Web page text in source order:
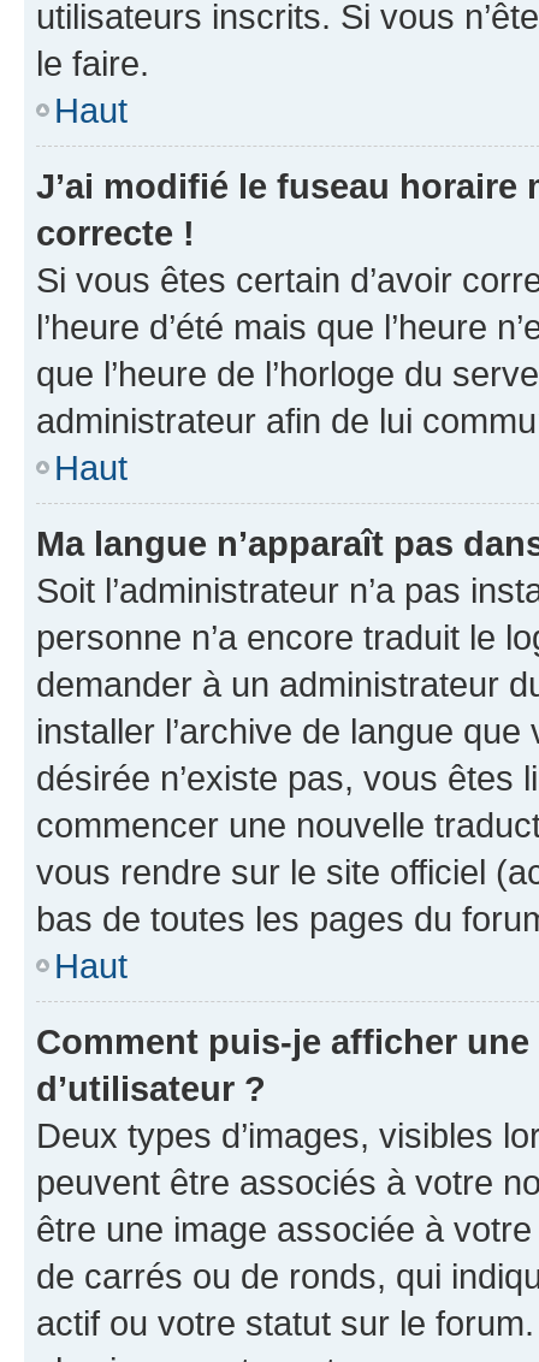
utilisateurs inscrits. Si vous
le faire.
Haut
J’ai modifié le fuseau horaire
correcte !
Si vous êtes certain d’avoir
l’heure d’été mais que l’heure
que l’heure de l’horloge du
administrateur afin de lui
Haut
Ma langue n’apparaît pas
Soit l’administrateur n’a pas
personne n’a encore traduit le
demander à un administrateur
installer l’archive de langue
désirée n’existe pas, vous êtes
commencer une nouvelle
vous rendre sur le site officiel
bas de toutes les pages du
Haut
Comment puis-je afficher
d’utilisateur ?
Deux types d’images, visibles
peuvent être associés à votre
être une image associée à
de carrés ou de ronds, qui
actif ou votre statut sur le